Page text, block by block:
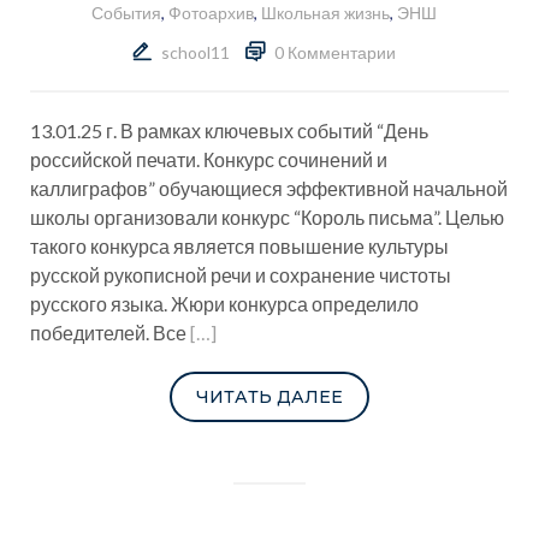
События, Фотоархив, Школьная жизнь, ЭНШ
school11
0 Комментарии
13.01.25 г. В рамках ключевых событий “День
российской печати. Конкурс сочинений и
каллиграфов” обучающиеся эффективной начальной
школы организовали конкурс “Король письма”. Целью
такого конкурса является повышение культуры
русской рукописной речи и сохранение чистоты
русского языка. Жюри конкурса определило
победителей. Все[…]
ЧИТАТЬ ДАЛЕЕ